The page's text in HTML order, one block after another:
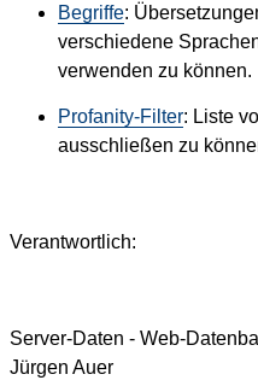
Begriffe:
verschiedene
verwenden zu können.
Profanity-Filter: Liste
ausschließen zu
Verantwortlich:
Server-Daten - Web-
Jürgen Auer